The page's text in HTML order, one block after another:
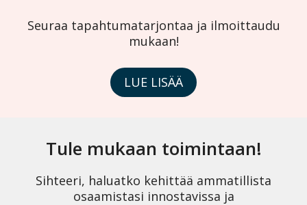
Seuraa tapahtumatarjontaa ja ilmoittaudu
mukaan!
LUE LISÄÄ
Tule mukaan toimintaan!
Sihteeri, haluatko kehittää ammatillista
osaamistasi innostavissa ja